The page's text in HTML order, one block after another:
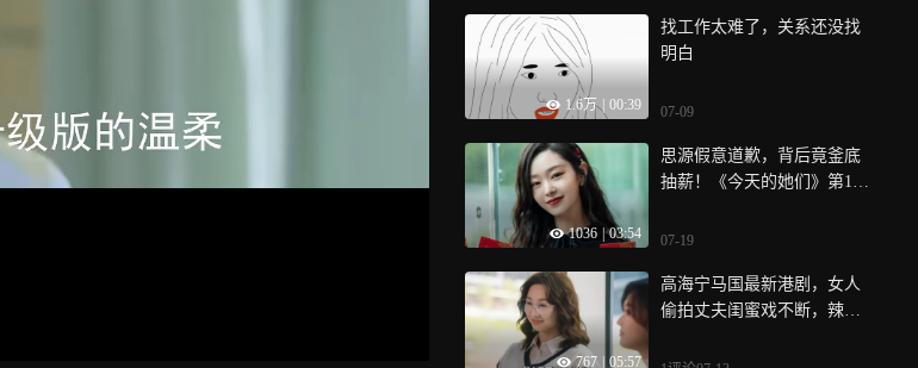
1.6万 00:39
找工作太难了，关系还没找
明白
07-09
1036 03:54
思源假意道歉，背后竟釜底
抽薪！《今天的她们》第11
07-19
767 05:57
高海宁马国最新港剧，女人
偷拍丈夫闺蜜戏不断，辣姜